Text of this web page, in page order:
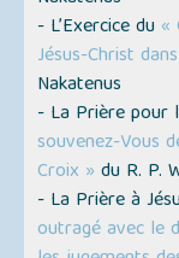
- L’Exercice du «
Jésus-Christ
Nakatenus
- La Prière pour
souvenez-Vous
Croix » du R. P.
- La Prière à
outragé avec le